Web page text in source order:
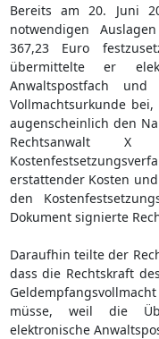
Bereits am 20. Juni
notwendigen
367,23 Euro
übermittelte er
Anwaltspostfach
Vollmachtsurkunde
augenscheinlich den
Rechtsanwalt
erstattender Kosten
den
Dokument signierte
Daraufhin teilte der
dass die Rechtskraft
müsse, weil die
elektronische